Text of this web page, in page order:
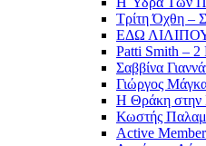
Τρίτη Όχθη –
ΕΔΩ
Patti Smith – 2
Σαββίνα
Γιώργος
Η Θράκη
Κωστής
Active